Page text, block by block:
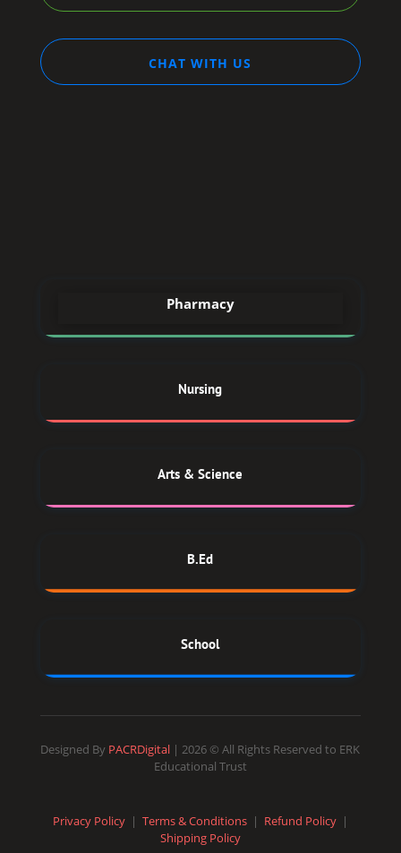
CHAT WITH US
Pharmacy
Nursing
Arts & Science
B.Ed
School
Designed By PACRDigital | 2026 © All Rights Reserved to ERK
Educational Trust
Privacy Policy| Terms & Conditions| Refund Policy|
Shipping Policy